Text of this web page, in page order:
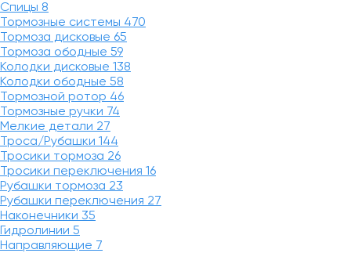
Спицы 8
Тормозные системы 470
Тормоза дисковые 65
Тормоза ободные 59
Колодки дисковые 138
Колодки ободные 58
Тормозной ротор 46
Тормозные ручки 74
Мелкие детали 27
Троса/Рубашки 144
Тросики тормоза 26
Тросики переключения 16
Рубашки тормоза 23
Рубашки переключения 27
Наконечники 35
Гидролинии 5
Направляющие 7